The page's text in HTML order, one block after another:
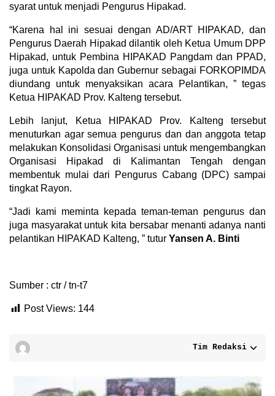
syarat untuk menjadi Pengurus Hipakad.
“Karena hal ini sesuai dengan AD/ART HIPAKAD, dan
Pengurus Daerah Hipakad dilantik oleh Ketua Umum DPP
Hipakad, untuk Pembina HIPAKAD Pangdam dan PPAD,
juga untuk Kapolda dan Gubernur sebagai FORKOPIMDA
diundang untuk menyaksikan acara Pelantikan, ” tegas
Ketua HIPAKAD Prov. Kalteng tersebut.
Lebih lanjut, Ketua HIPAKAD Prov. Kalteng tersebut
menuturkan agar semua pengurus dan dan anggota tetap
melakukan Konsolidasi Organisasi untuk mengembangkan
Organisasi Hipakad di Kalimantan Tengah dengan
membentuk mulai dari Pengurus Cabang (DPC) sampai
tingkat Rayon.
“Jadi kami meminta kepada teman-teman pengurus dan
juga masyarakat untuk kita bersabar menanti adanya nanti
pelantikan HIPAKAD Kalteng, ” tutur Yansen A. Binti
Sumber : ctr / tn-t7
Post Views: 144
Tim Redaksi